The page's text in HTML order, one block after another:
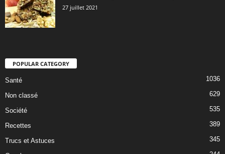
27 juillet 2021
POPULAR CATEGORY
Santé 1036
Non classé 629
Société 535
Recettes 389
Trucs et Astuces 345